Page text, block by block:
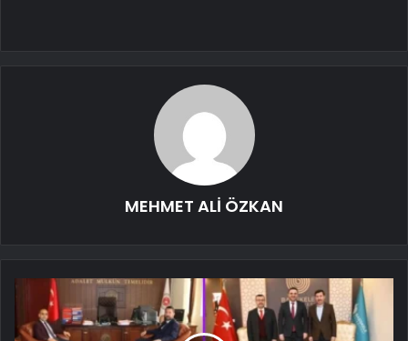
MEHMET ALİ ÖZKAN